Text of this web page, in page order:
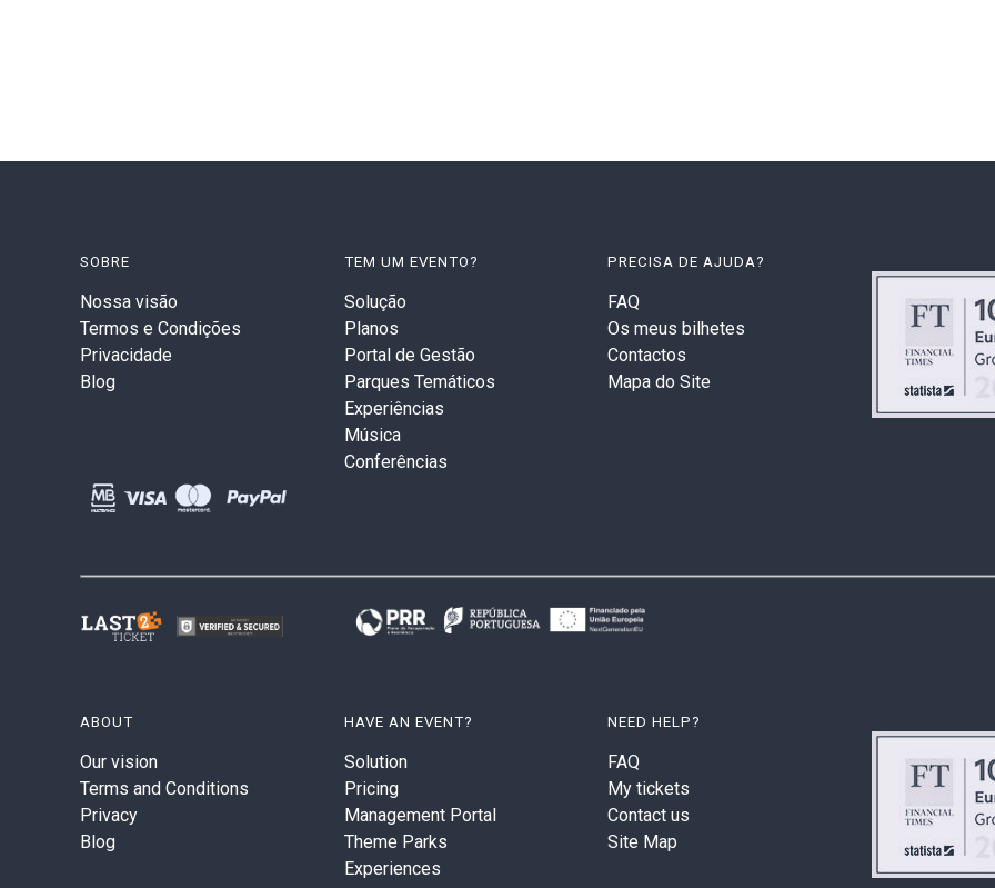
SOBRE
Nossa visão
Termos e Condições
Privacidade
Blog
TEM UM EVENTO?
Solução
Planos
Portal de Gestão
Parques Temáticos
Experiências
Música
Conferências
PRECISA DE AJUDA?
FAQ
Os meus bilhetes
Contactos
Mapa do Site
ABOUT
Our vision
Terms and Conditions
Privacy
Blog
HAVE AN EVENT?
Solution
Pricing
Management Portal
Theme Parks
Experiences
NEED HELP?
FAQ
My tickets
Contact us
Site Map